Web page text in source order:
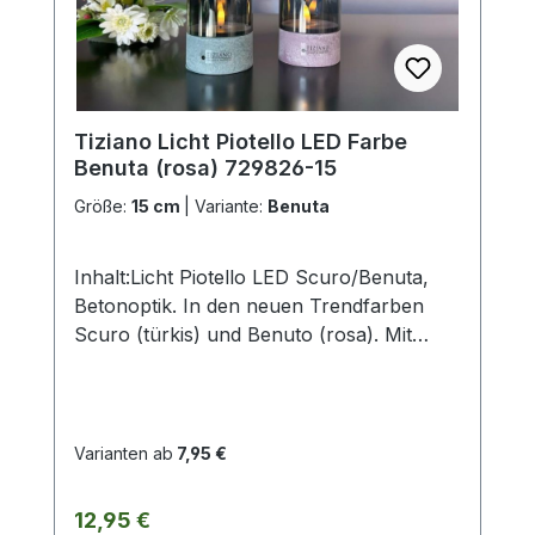
Herstellerangabe von Tiziano und sind ca-
Werte. Eventuelle Besonderheiten oder
Abweichungen werden gesondert in der
Artikelbeschreibung beschrieben.
Tiziano Licht Piotello LED Farbe
Benuta (rosa) 729826-15
Größe: 15 cm Variante: Benuta
Inhalt:Licht Piotello LED Scuro/Benuta,
Betonoptik. In den neuen Trendfarben
Scuro (türkis) und Benuto (rosa). Mit
stilvollen und exklusiven Kollektionen von
Varianten ab 7,95 €
Regulärer Preis:
12,95 €